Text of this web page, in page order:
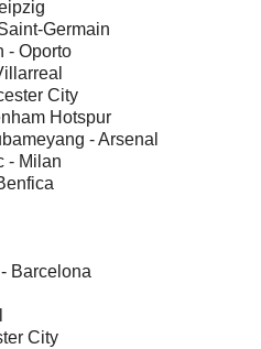
Germain
- Oporto
City
Hotspur
- Arsenal
- Milan
Barcelona
City